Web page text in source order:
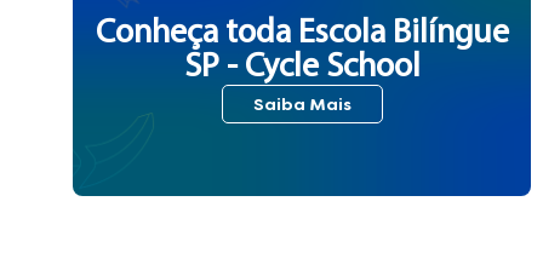
Conheça toda Escola Bilíngue
SP - Cycle School
Saiba Mais